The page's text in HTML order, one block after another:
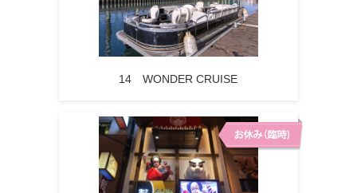
14 WONDER CRUISE